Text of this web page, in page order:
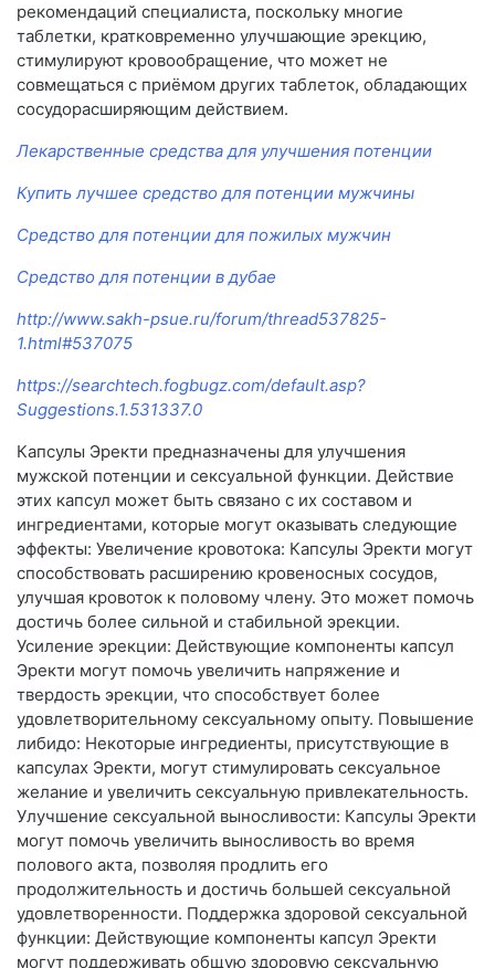
рекомендаций специалиста, поскольку многие
таблетки, кратковременно улучшающие эрекцию,
стимулируют кровообращение, что может не
совмещаться с приёмом других таблеток, обладающих
сосудорасширяющим действием.
Лекарственные средства для улучшения потенции
Купить лучшее средство для потенции мужчины
Средство для потенции для пожилых мужчин
Средство для потенции в дубае
http://www.sakh-psue.ru/forum/thread537825-
1.html#537075
https://searchtech.fogbugz.com/default.asp?
Suggestions.1.531337.0
Капсулы Эректи предназначены для улучшения
мужской потенции и сексуальной функции. Действие
этих капсул может быть связано с их составом и
ингредиентами, которые могут оказывать следующие
эффекты: Увеличение кровотока: Капсулы Эректи могут
способствовать расширению кровеносных сосудов,
улучшая кровоток к половому члену. Это может помочь
достичь более сильной и стабильной эрекции.
Усиление эрекции: Действующие компоненты капсул
Эректи могут помочь увеличить напряжение и
твердость эрекции, что способствует более
удовлетворительному сексуальному опыту. Повышение
либидо: Некоторые ингредиенты, присутствующие в
капсулах Эректи, могут стимулировать сексуальное
желание и увеличить сексуальную привлекательность.
Улучшение сексуальной выносливости: Капсулы Эректи
могут помочь увеличить выносливость во время
полового акта, позволяя продлить его
продолжительность и достичь большей сексуальной
удовлетворенности. Поддержка здоровой сексуальной
функции: Действующие компоненты капсул Эректи
могут поддерживать общую здоровую сексуальную